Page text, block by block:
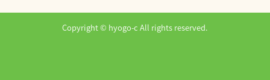
Copyright © hyogo-c All rights reserved.